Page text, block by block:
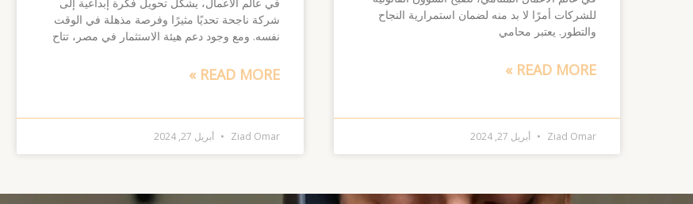
للشركات أمرًا لا بد منه لضمان استمرارية النجاح
والتطور. يعتبر محامي
READ MORE »
Ziad Omar أبريل 27, 2024
شركة ناجحة تحديًا مثيرًا وفرصة مذهلة في الوقت
نفسه. ومع وجود دعم هيئة الاستثمار في مصر، تتاح
READ MORE »
Ziad Omar أبريل 27, 2024